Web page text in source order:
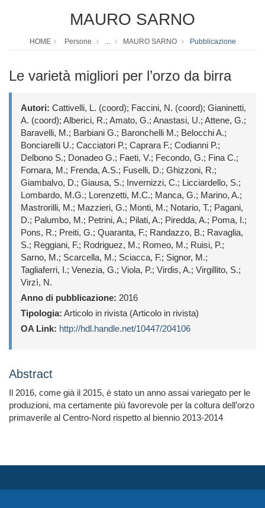
MAURO SARNO
HOME Persone ... MAURO SARNO Pubblicazione
Le varietà migliori per l’orzo da birra
Autori: Cattivelli, L. (coord); Faccini, N. (coord); Gianinetti,
A. (coord); Alberici, R.; Amato, G.; Anastasi, U.; Attene, G.;
Baravelli, M.; Barbiani G.; Baronchelli M.; Belocchi A.;
Bonciarelli U.; Cacciatori P.; Caprara F.; Codianni P.;
Delbono S.; Donadeo G.; Faeti, V.; Fecondo, G.; Fina C.;
Fornara, M.; Frenda, A.S.; Fuselli, D.; Ghizzoni, R.;
Giambalvo, D.; Giausa, S.; Invernizzi, C.; Licciardello, S.;
Lombardo, M.G.; Lorenzetti, M.C.; Manca, G.; Marino, A.;
Mastrorilli, M.; Mazzieri, G.; Monti, M.; Notario, T.; Pagani,
D.; Palumbo, M.; Petrini, A.; Pilati, A.; Piredda, A.; Poma, I.;
Pons, R.; Preiti, G.; Quaranta, F.; Randazzo, B.; Ravaglia,
S.; Reggiani, F.; Rodriguez, M.; Romeo, M.; Ruisi, P.;
Sarno, M.; Scarcella, M.; Sciacca, F.; Signor, M.;
Tagliaferri, I.; Venezia, G.; Viola, P.; Virdis, A.; Virgillito, S.;
Virzì, N.
Anno di pubblicazione: 2016
Tipologia: Articolo in rivista (Articolo in rivista)
OA Link: http://hdl.handle.net/10447/204106
Abstract
Il 2016, come già il 2015, è stato un anno assai variegato per le
produzioni, ma certamente più favorevole per la coltura dell’orzo
primaverile al Centro-Nord rispetto al biennio 2013-2014